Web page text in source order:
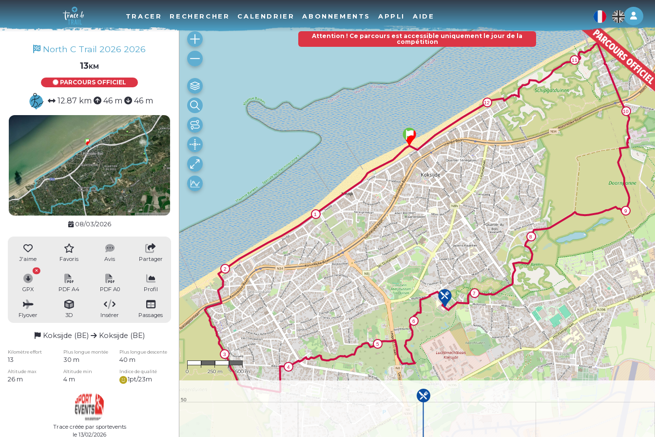
Log
TRACER RECHERCHER CALENDRIER ABONNEMENTS APPLI AIDE
North C Trail 2026 2026
13km
PARCOURS OFFICIEL
12.87 km 46 m 46 m
08/03/2026
J'aime Favoris Avis Partager
GPX PDF A4 PDF A0 Profil
Flyover 3D Insérer Passages
Koksijde (BE) Koksijde (BE)
Kilomètre effort Plus longue montée Plus longue descente
13 30 m 40 m
Altitude max Altitude min Indice de qualité
26 m 4 m 1pt/23m
Trace créée par sportevents
le 13/02/2026
Attention ! Ce parcours est accessible uniquement le jour de la
compétition
1 : 15,637
0 250 m 500 m